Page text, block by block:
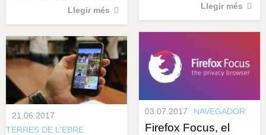
Llegir més
Llegir més
03.07.2017 NAVEGADOR
Firefox Focus, el
21.06.2017
TERRES DE L'EBRE